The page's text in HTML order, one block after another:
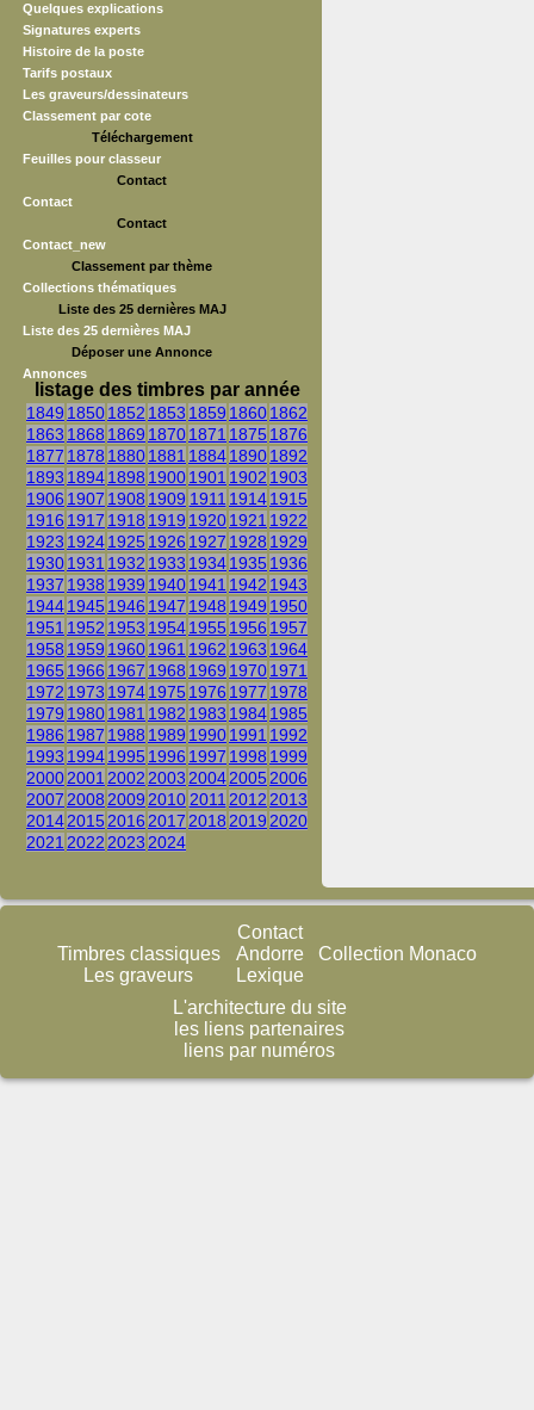
Quelques explications
Signatures experts
Histoire de la poste
Tarifs postaux
Les graveurs/dessinateurs
Classement par cote
Téléchargement
Feuilles pour classeur
Contact
Contact
Contact
Contact_new
Classement par thème
Collections thématiques
Liste des 25 dernières MAJ
Liste des 25 dernières MAJ
Déposer une Annonce
Annonces
listage des timbres par année
1849 18501852 1853 1859 18601862
1863 1868 1869 18701871 1875 1876
1877 1878 18801881 188418901892
1893 18941898 19001901 1902 1903
1906 1907 1908 1909 1911 19141915
1916 1917 1918 1919 19201921 1922
1923 19241925 1926 1927 1928 1929
19301931 1932 1933 19341935 1936
1937 1938 1939 19401941 1942 1943
19441945 1946 1947 1948 1949 1950
1951 1952 1953 19541955 1956 1957
1958 1959 19601961 1962 1963 1964
1965 1966 1967 1968 1969 19701971
1972 1973 19741975 1976 1977 1978
1979 19801981 1982 1983 19841985
1986 1987 1988 1989 19901991 1992
1993 19941995 1996 1997 1998 1999
2000200120022003200420052006
2007200820092010201120122013
2014201520162017201820192020
2021202220232024
Timbres classiques
Les graveurs
Contact
Andorre
Lexique
Collection Monaco
L'architecture du site
les liens partenaires
liens par numéros